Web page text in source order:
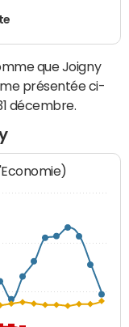
que Joigny
présentée ci-
décembre.